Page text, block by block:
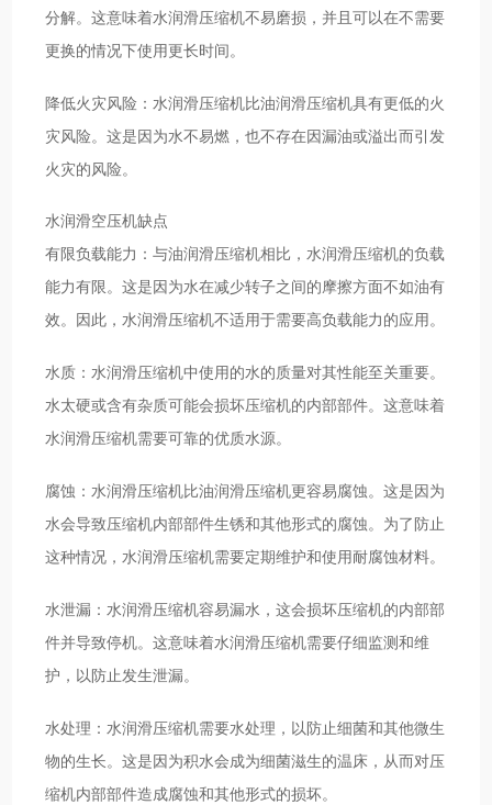
分解。这意味着水润滑压缩机不易磨损，并且可以在不需要
更换的情况下使用更长时间。
降低火灾风险：水润滑压缩机比油润滑压缩机具有更低的火
灾风险。这是因为水不易燃，也不存在因漏油或溢出而引发
火灾的风险。
水润滑空压机缺点
有限负载能力：与油润滑压缩机相比，水润滑压缩机的负载
能力有限。这是因为水在减少转子之间的摩擦方面不如油有
效。因此，水润滑压缩机不适用于需要高负载能力的应用。
水质：水润滑压缩机中使用的水的质量对其性能至关重要。
水太硬或含有杂质可能会损坏压缩机的内部部件。这意味着
水润滑压缩机需要可靠的优质水源。
腐蚀：水润滑压缩机比油润滑压缩机更容易腐蚀。这是因为
水会导致压缩机内部部件生锈和其他形式的腐蚀。为了防止
这种情况，水润滑压缩机需要定期维护和使用耐腐蚀材料。
水泄漏：水润滑压缩机容易漏水，这会损坏压缩机的内部部
件并导致停机。这意味着水润滑压缩机需要仔细监测和维
护，以防止发生泄漏。
水处理：水润滑压缩机需要水处理，以防止细菌和其他微生
物的生长。这是因为积水会成为细菌滋生的温床，从而对压
缩机内部部件造成腐蚀和其他形式的损坏。